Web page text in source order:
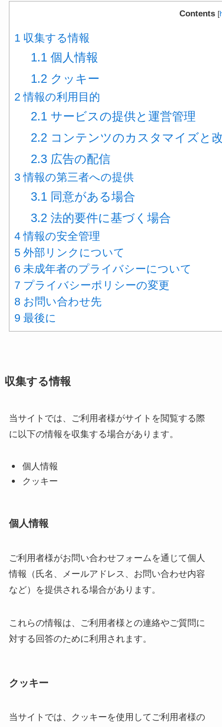
Contents [
1収集する情報
1.1 個人情報
1.2 クッキー
2 情報の利用目的
2.1 サービスの提供と運営管理
2.2 コンテンツのカスタマイズと
2.3 広告の配信
3情報の第三者への提供
3.1 同意がある場合
3.2 法的要件に基づく場合
4情報の安全管理
5外部リンクについて
6未成年者のプライバシーについて
7プライバシーポリシーの変更
8お問い合わせ先
9最後に
収集する情報
当サイトでは、ご利用者様がサイトを閲覧する際
に以下の情報を収集する場合があります。
個人情報
クッキー
個人情報
ご利用者様がお問い合わせフォームを通じて個人
情報（氏名、メールアドレス、お問い合わせ内容
など）を提供される場合があります。
これらの情報は、ご利用者様との連絡やご質問に
対する回答のために利用されます。
クッキー
当サイトでは、クッキーを使用してご利用者様の